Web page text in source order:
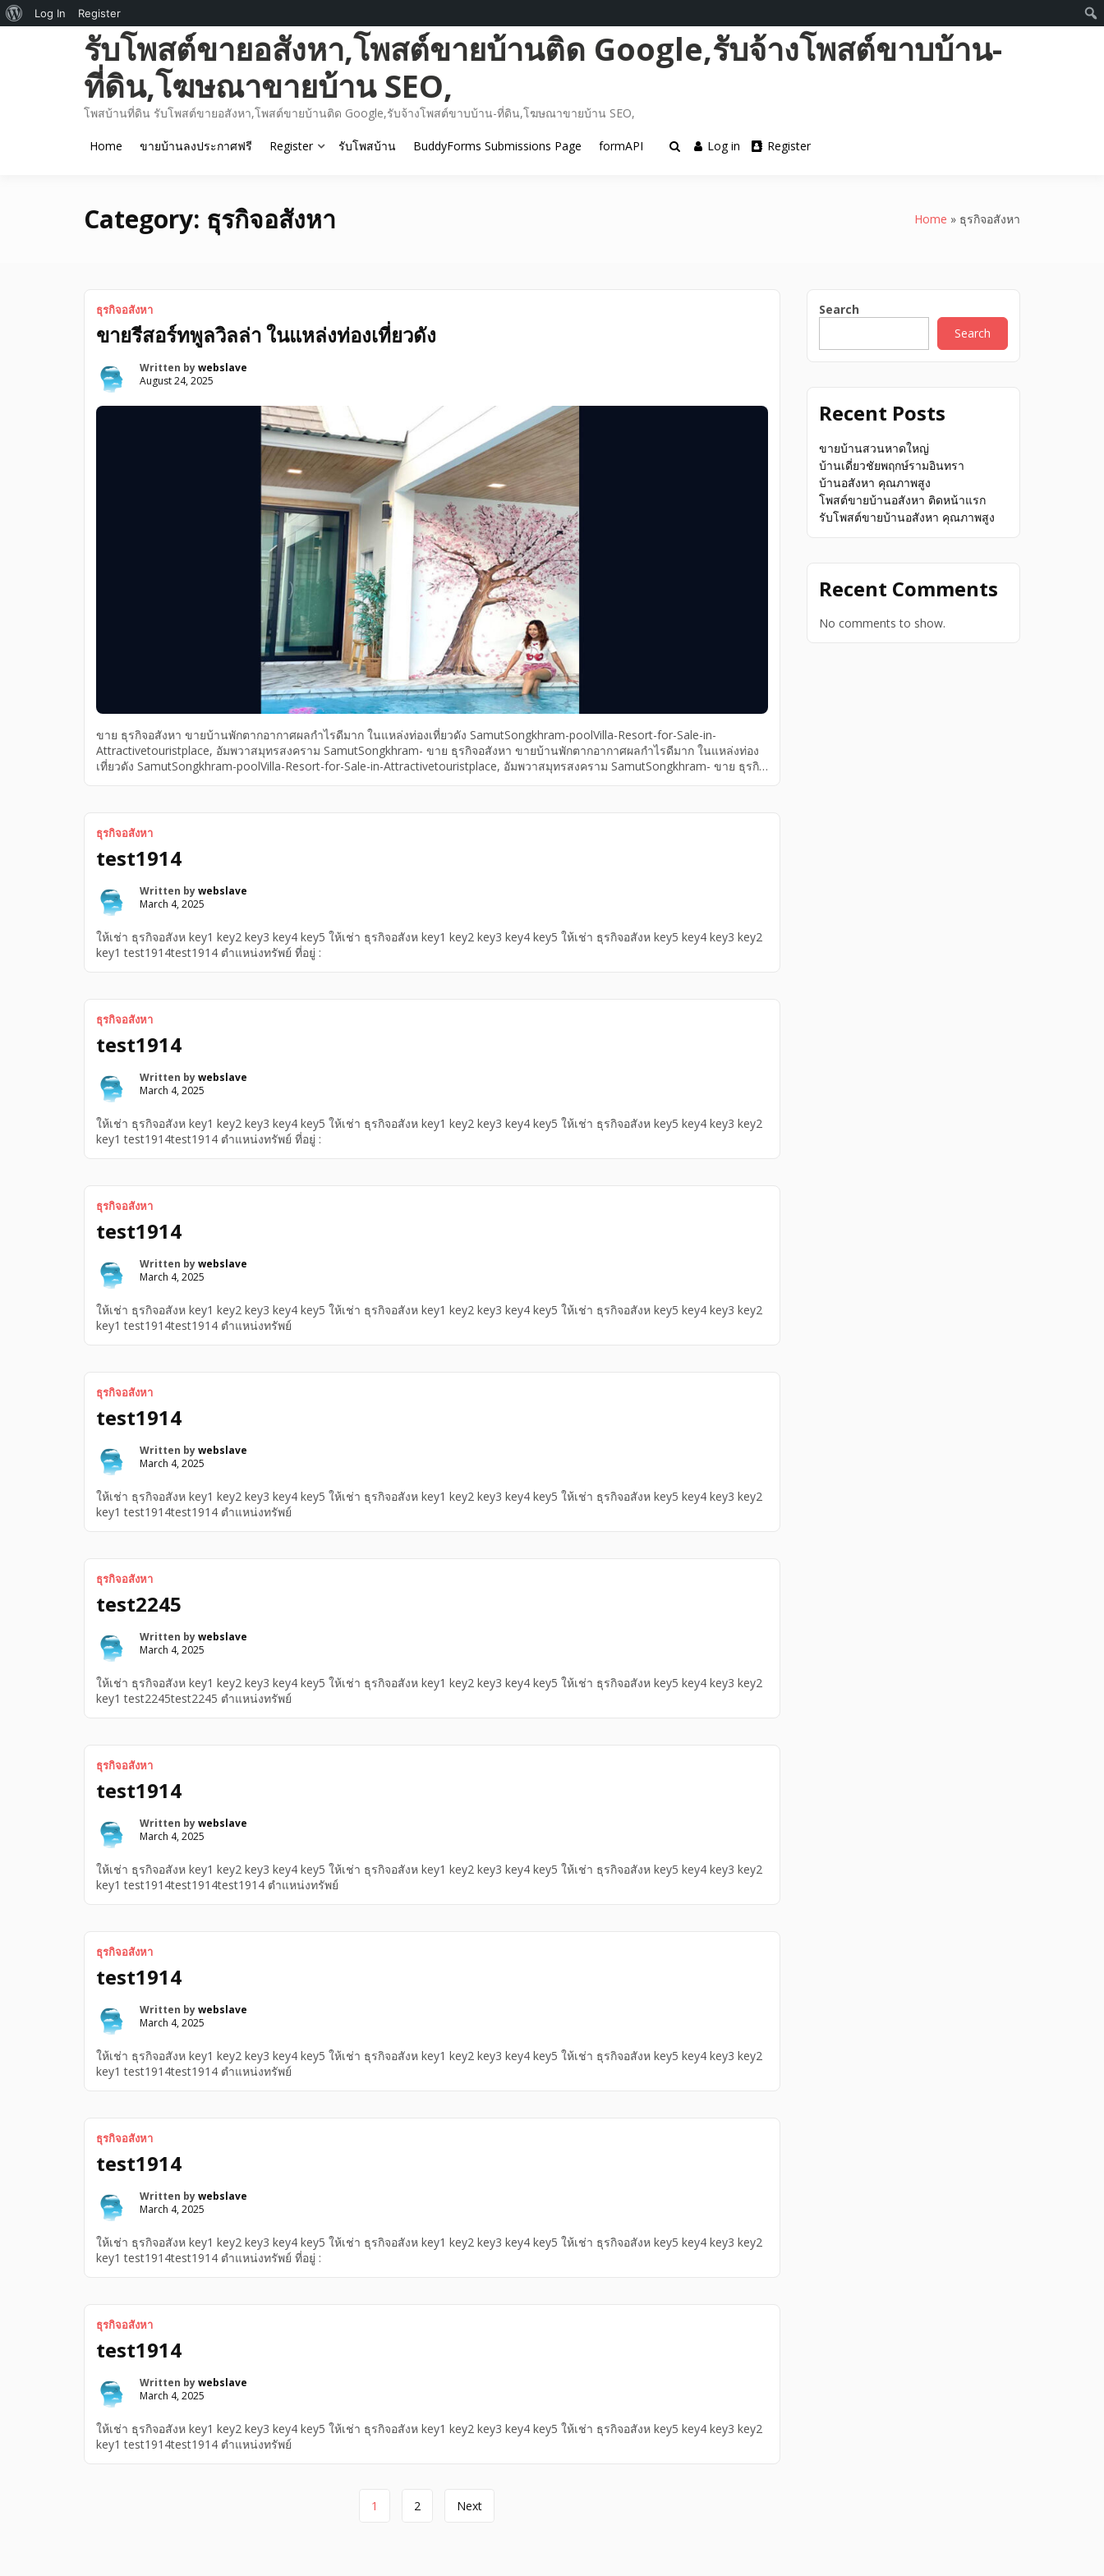
รับโพสต์ขายอสังหา,โพสต์ขายบ้านติด Google,รับจ้างโพสต์ขาบบ้าน-
ที่ดิน,โฆษณาขายบ้าน SEO,
โพสบ้านที่ดิน รับโพสต์ขายอสังหา,โพสต์ขายบ้านติด Google,รับจ้างโพสต์ขาบบ้าน-ที่ดิน,โฆษณาขายบ้าน SEO,
Home ขายบ้านลงประกาศฟรี Register รับโพสบ้าน BuddyForms Submissions Page formAPI Log in Register
Category: ธุรกิจอสังหา Home » ธุรกิจอสังหา
ธุรกิจอสังหา
ขายรีสอร์ทพูลวิลล่า ในแหล่งท่องเที่ยวดัง
Written bywebslave
August 24, 2025
ขาย ธุรกิจอสังหา ขายบ้านพักตากอากาศผลกำไรดีมาก ในแหล่งท่องเที่ยวดัง SamutSongkhram-poolVilla-Resort-for-Sale-in-
Attractivetouristplace, อัมพวาสมุทรสงคราม SamutSongkhram- ขาย ธุรกิจอสังหา ขายบ้านพักตากอากาศผลกำไรดีมาก ในแหล่งท่อง
เที่ยวดัง SamutSongkhram-poolVilla-Resort-for-Sale-in-Attractivetouristplace, อัมพวาสมุทรสงคราม SamutSongkhram- ขาย ธุรกิจ
ธุรกิจอสังหา
test1914
Written bywebslave
March 4, 2025
ให้เช่า ธุรกิจอสังห key1 key2 key3 key4 key5 ให้เช่า ธุรกิจอสังห key1 key2 key3 key4 key5 ให้เช่า ธุรกิจอสังห key5 key4 key3 key2
key1 test1914test1914 ตำแหน่งทรัพย์ ที่อยู่ :
ธุรกิจอสังหา
test1914
Written bywebslave
March 4, 2025
ให้เช่า ธุรกิจอสังห key1 key2 key3 key4 key5 ให้เช่า ธุรกิจอสังห key1 key2 key3 key4 key5 ให้เช่า ธุรกิจอสังห key5 key4 key3 key2
key1 test1914test1914 ตำแหน่งทรัพย์ ที่อยู่ :
ธุรกิจอสังหา
test1914
Written bywebslave
March 4, 2025
ให้เช่า ธุรกิจอสังห key1 key2 key3 key4 key5 ให้เช่า ธุรกิจอสังห key1 key2 key3 key4 key5 ให้เช่า ธุรกิจอสังห key5 key4 key3 key2
key1 test1914test1914 ตำแหน่งทรัพย์
ธุรกิจอสังหา
test1914
Written bywebslave
March 4, 2025
ให้เช่า ธุรกิจอสังห key1 key2 key3 key4 key5 ให้เช่า ธุรกิจอสังห key1 key2 key3 key4 key5 ให้เช่า ธุรกิจอสังห key5 key4 key3 key2
key1 test1914test1914 ตำแหน่งทรัพย์
ธุรกิจอสังหา
test2245
Written bywebslave
March 4, 2025
ให้เช่า ธุรกิจอสังห key1 key2 key3 key4 key5 ให้เช่า ธุรกิจอสังห key1 key2 key3 key4 key5 ให้เช่า ธุรกิจอสังห key5 key4 key3 key2
key1 test2245test2245 ตำแหน่งทรัพย์
ธุรกิจอสังหา
test1914
Written bywebslave
March 4, 2025
ให้เช่า ธุรกิจอสังห key1 key2 key3 key4 key5 ให้เช่า ธุรกิจอสังห key1 key2 key3 key4 key5 ให้เช่า ธุรกิจอสังห key5 key4 key3 key2
key1 test1914test1914test1914 ตำแหน่งทรัพย์
ธุรกิจอสังหา
test1914
Written bywebslave
March 4, 2025
ให้เช่า ธุรกิจอสังห key1 key2 key3 key4 key5 ให้เช่า ธุรกิจอสังห key1 key2 key3 key4 key5 ให้เช่า ธุรกิจอสังห key5 key4 key3 key2
key1 test1914test1914 ตำแหน่งทรัพย์
ธุรกิจอสังหา
test1914
Written bywebslave
March 4, 2025
ให้เช่า ธุรกิจอสังห key1 key2 key3 key4 key5 ให้เช่า ธุรกิจอสังห key1 key2 key3 key4 key5 ให้เช่า ธุรกิจอสังห key5 key4 key3 key2
key1 test1914test1914 ตำแหน่งทรัพย์ ที่อยู่ :
ธุรกิจอสังหา
test1914
Written bywebslave
March 4, 2025
ให้เช่า ธุรกิจอสังห key1 key2 key3 key4 key5 ให้เช่า ธุรกิจอสังห key1 key2 key3 key4 key5 ให้เช่า ธุรกิจอสังห key5 key4 key3 key2
key1 test1914test1914 ตำแหน่งทรัพย์
1 2 Next
Search
Search
Recent Posts
ขายบ้านสวนหาดใหญ่
บ้านเดี่ยวชัยพฤกษ์รามอินทรา
บ้านอสังหา คุณภาพสูง
โพสต์ขายบ้านอสังหา ติดหน้าแรก
รับโพสต์ขายบ้านอสังหา คุณภาพสูง
Recent Comments
No comments to show.
About
Log In Register